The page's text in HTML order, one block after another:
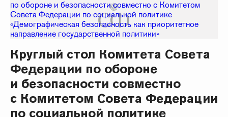
Круглый стол Комитета Совета
Федерации по обороне
и безопасности совместно
с Комитетом Совета Федерации
по социальной политике